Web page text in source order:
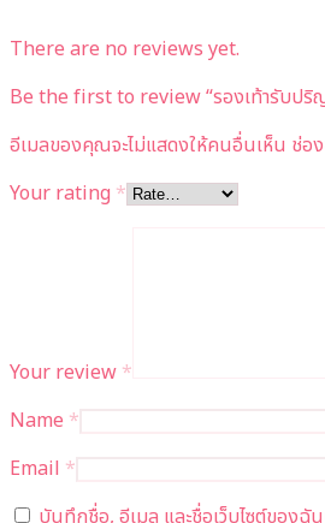
There are no reviews yet.
Be the first to review “รองเท้ารับปริ
อีเมลของคุณจะไม่แสดงให้คนอื่นเห็น ช่อ
Your rating *
Your review *
Name *
Email *